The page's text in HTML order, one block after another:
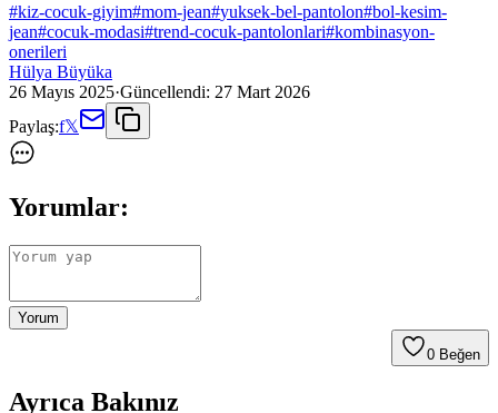
#kiz-cocuk-giyim#mom-jean#yuksek-bel-pantolon#bol-kesim-
jean#cocuk-modasi#trend-cocuk-pantolonlari#kombinasyon-
onerileri
Hülya Büyüka
26 Mayıs 2025·Güncellendi: 27 Mart 2026
Paylaş:f𝕏
Yorumlar:
Yorum
0 Beğen
Ayrıca Bakınız